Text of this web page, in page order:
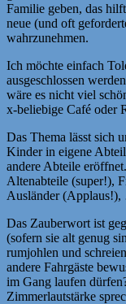
Familie geben, das
neue (und oft
wahrzunehmen.
Ich möchte einfach
ausgeschlossen
wäre es nicht viel
x-beliebige Café oder
Das Thema lässt sich
Kinder in eigene
andere Abteile
Altenabteile (super!),
Ausländer
Das Zauberwort ist
(sofern sie alt genug
rumjohlen und
andere Fahrgäste
im Gang laufen
Zimmerlautstärke